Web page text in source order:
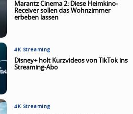
Marantz Cinema 2: Diese Heimkino-
Receiver sollen das Wohnzimmer
erbeben lassen
4K Streaming
Disney+ holt Kurzvideos von TikTok ins
Streaming-Abo
4K Streaming